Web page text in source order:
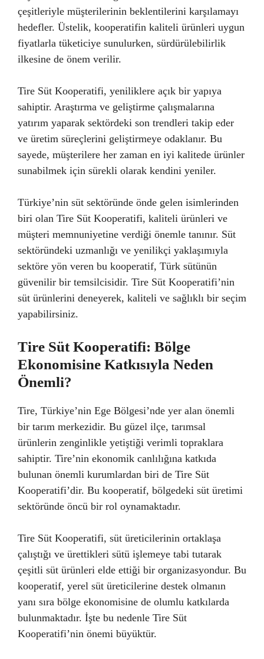
çeşitleriyle müşterilerinin beklentilerini karşılamayı
hedefler. Üstelik, kooperatifin kaliteli ürünleri uygun
fiyatlarla tüketiciye sunulurken, sürdürülebilirlik
ilkesine de önem verilir.
Tire Süt Kooperatifi, yeniliklere açık bir yapıya
sahiptir. Araştırma ve geliştirme çalışmalarına
yatırım yaparak sektördeki son trendleri takip eder
ve üretim süreçlerini geliştirmeye odaklanır. Bu
sayede, müşterilere her zaman en iyi kalitede ürünler
sunabilmek için sürekli olarak kendini yeniler.
Türkiye’nin süt sektöründe önde gelen isimlerinden
biri olan Tire Süt Kooperatifi, kaliteli ürünleri ve
müşteri memnuniyetine verdiği önemle tanınır. Süt
sektöründeki uzmanlığı ve yenilikçi yaklaşımıyla
sektöre yön veren bu kooperatif, Türk sütünün
güvenilir bir temsilcisidir. Tire Süt Kooperatifi’nin
süt ürünlerini deneyerek, kaliteli ve sağlıklı bir seçim
yapabilirsiniz.
Tire Süt Kooperatifi: Bölge
Ekonomisine Katkısıyla Neden
Önemli?
Tire, Türkiye’nin Ege Bölgesi’nde yer alan önemli
bir tarım merkezidir. Bu güzel ilçe, tarımsal
ürünlerin zenginlikle yetiştiği verimli topraklara
sahiptir. Tire’nin ekonomik canlılığına katkıda
bulunan önemli kurumlardan biri de Tire Süt
Kooperatifi’dir. Bu kooperatif, bölgedeki süt üretimi
sektöründe öncü bir rol oynamaktadır.
Tire Süt Kooperatifi, süt üreticilerinin ortaklaşa
çalıştığı ve ürettikleri sütü işlemeye tabi tutarak
çeşitli süt ürünleri elde ettiği bir organizasyondur. Bu
kooperatif, yerel süt üreticilerine destek olmanın
yanı sıra bölge ekonomisine de olumlu katkılarda
bulunmaktadır. İşte bu nedenle Tire Süt
Kooperatifi’nin önemi büyüktür.